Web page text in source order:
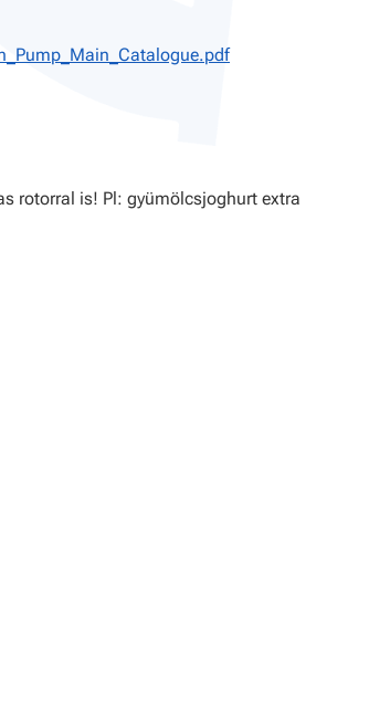
rotorral is! Pl: gyümölcsjoghurt extra